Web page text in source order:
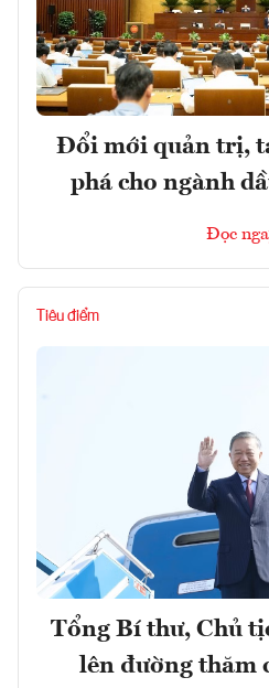
Đổi mới quản trị,
phá cho ngành
Đọc
Tiêu điểm
Tổng Bí thư, Chủ
lên đường thăm